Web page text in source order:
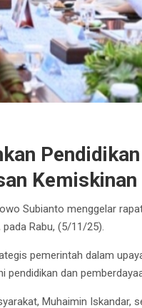
Kemiskinan
Subianto menggelar
Rabu, (5/11/25).
pemerintah dalam
pendidikan dan
Muhaimin Iskandar,